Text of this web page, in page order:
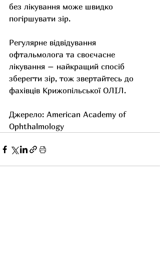
без лікування може швидко
погіршувати зір.
Регулярне відвідування
офтальмолога та своєчасне
лікування – найкращий спосіб
зберегти зір, тож звертайтесь до
фахівців Крижопільської ОЛІЛ.
Джерело: American Academy of
Ophthalmology